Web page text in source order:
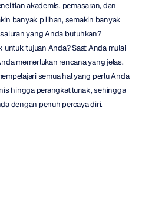
akademis, pemasaran, dan
banyak pilihan, semakin banyak
yang Anda butuhkan?
tujuan Anda? Saat Anda mulai
memerlukan rencana yang jelas.
semua hal yang perlu Anda
hingga perangkat lunak, sehingga
dengan penuh percaya diri.